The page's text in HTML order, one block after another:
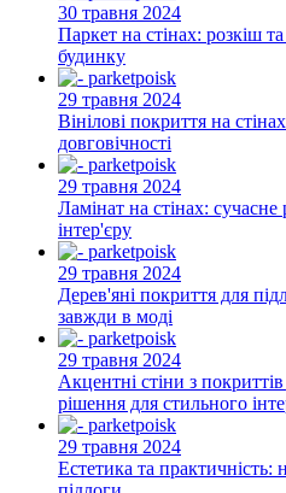
30 травня 2024
Паркет на стінах: розкіш
будинку
29 травня 2024
Вінілові покриття на
довговічності
29 травня 2024
Ламінат на стінах:
інтер'єру
29 травня 2024
Дерев'яні покриття для
завжди в моді
29 травня 2024
Акцентні стіни з
рішення для стильного
29 травня 2024
Естетика та практичність: